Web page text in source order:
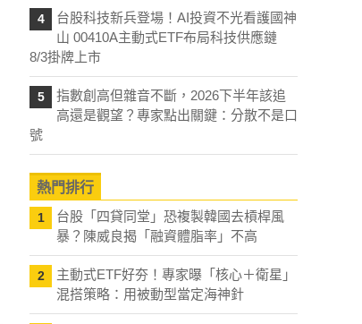
4
台股科技新兵登場！AI投資不光看護國神
山 00410A主動式ETF布局科技供應鏈
8/3掛牌上市
5
指數創高但雜音不斷，2026下半年該追
高還是觀望？專家點出關鍵：分散不是口
號
熱門排行
1
台股「四貸同堂」恐複製韓國去槓桿風
暴？陳威良揭「融資體脂率」不高
2
主動式ETF好夯！專家曝「核心＋衛星」
混搭策略：用被動型當定海神針